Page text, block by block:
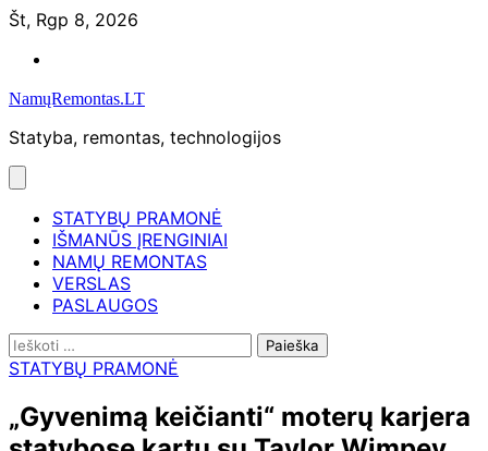
Skip
content
Št, Rgp 8, 2026
NamųRemontas.LT
Statyba, remontas, technologijos
STATYBŲ PRAMONĖ
IŠMANŪS ĮRENGINIAI
NAMŲ REMONTAS
VERSLAS
PASLAUGOS
Ieškoti:
STATYBŲ PRAMONĖ
„Gyvenimą keičianti“ moterų karjera